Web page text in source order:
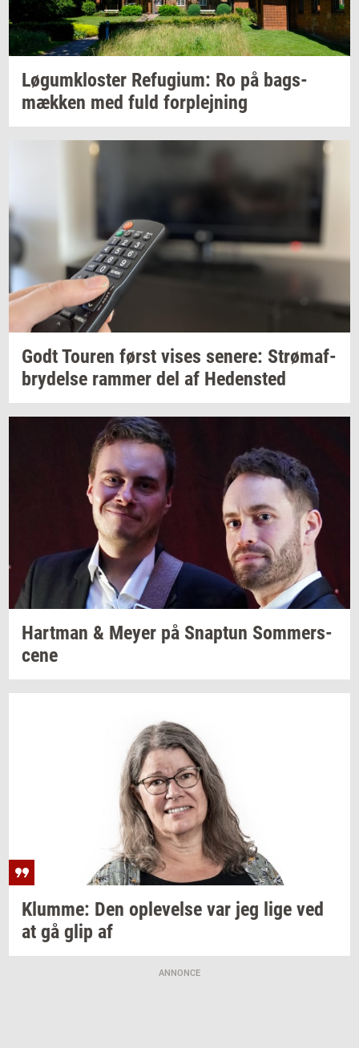
Løgum­klo­ster Re­fu­gi­um: Ro på bags­
mæk­ken med fuld for­plej­ning
GodtTou­ren først vises se­ne­re: Strø­maf­
bry­del­se ram­mer del af He­den­sted
Hart­man & Meyer på Snap­tun Som­mer­s­
ce­ne
Klum­me: Den op­le­vel­se var jeg lige ved
at gå glip af
ANNONCE